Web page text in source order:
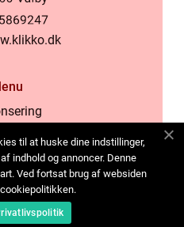
oss
til at huske dine indstillinger,
indhold og annoncer. Denne
Ved fortsat brug af websiden